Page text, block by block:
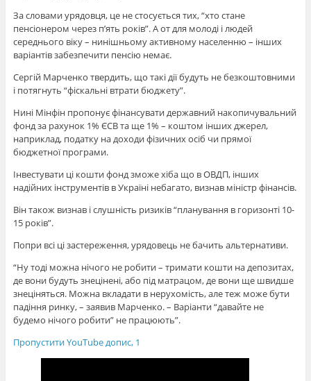
За словами урядовця, це не стосується тих, “хто стане
пенсіонером через п’ять років”. А от для молоді і людей
середнього віку – нинішньому активному населенню – інших
варіантів забезпечити пенсію немає.
Сергій Марченко твердить, що такі дії будуть не безкоштовними
і потягнуть “фіскальні втрати бюджету”.
Нині Мінфін пропонує фінансувати державний накопичувальний
фонд за рахунок 1% ЄСВ та ще 1% – коштом інших джерел,
наприклад, податку на доходи фізичних осіб чи прямої
бюджетної програми.
Інвестувати ці кошти фонд зможе хіба що в ОВДП, інших
надійних інструментів в Україні небагато, визнав міністр фінансів.
Він також визнав і слушність ризиків “планування в горизонті 10-
15 років”.
Попри всі ці застереження, урядовець не бачить альтернативи.
“Ну тоді можна нічого не робити – тримати кошти на депозитах,
де вони будуть знецінені, або під матрацом, де вони ще швидше
знеціняться. Можна вкладати в нерухомість, але теж може бути
падіння ринку, – заявив Марченко. – Варіанти “давайте не
будемо нічого робити” не працюють”.
Пропустити YouTube допис, 1